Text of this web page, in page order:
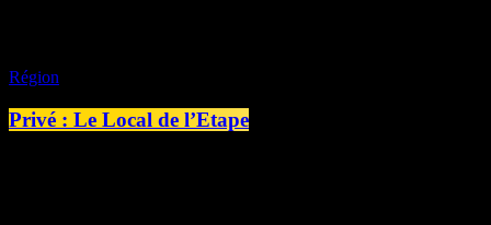
Région
Privé : Le Local de l’Etape